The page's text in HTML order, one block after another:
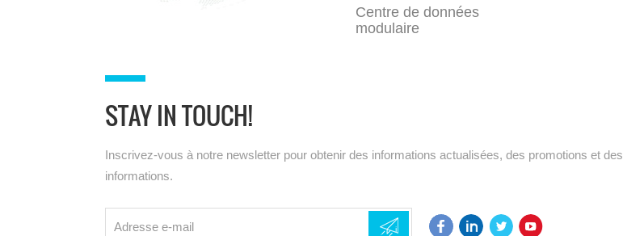
Centre de données
modulaire
STAY IN TOUCH!
Inscrivez-vous à notre newsletter pour obtenir des informations actualisées, des promotions et des
informations.